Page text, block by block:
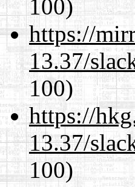
100)
https://
13.37/
100)
https://
13.37/
100)